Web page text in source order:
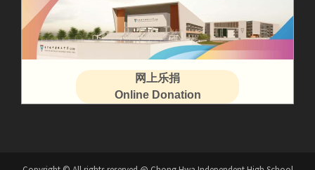
网上乐捐
Online Donation